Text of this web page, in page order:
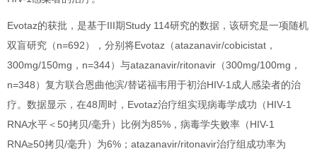
Evotaz的获批，是基于III期Study 114研究的数据，该研究是一项随机
双盲研究（n=692），分别将Evotaz（atazanavir/cobicistat，
300mg/150mg，n=344）与atazanavir/ritonavir（300mg/100mg，
n=348）复方联合恩曲他滨/替诺福韦用于初治HIV-1成人感染者的治
疗。数据显示，在48周时，Evotaz治疗组实现病毒学成功（HIV-1
RNA水平＜50拷贝/毫升）比例为85%，病毒学失败率（HIV-1
RNA≥50拷贝/毫升）为6%；atazanavir/ritonavir治疗组成功率为